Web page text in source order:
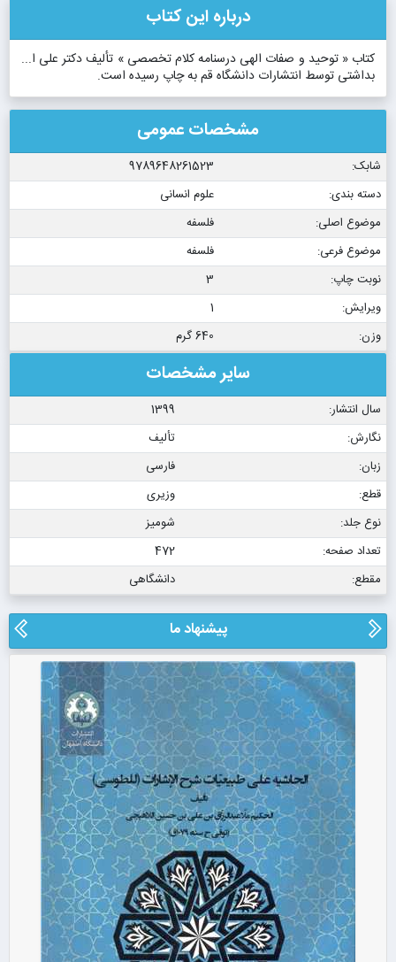
درباره این کتاب
کتاب « توحید و صفات الهی درسنامه کلام تخصصی » تألیف دکتر علی ا...
بداشتی توسط انتشارات دانشگاه قم به چاپ رسیده است.
مشخصات عمومی
شابک:
9789648261523
دسته بندی:
علوم انسانی
موضوع اصلی:
فلسفه
موضوع فرعی:
فلسفه
نوبت چاپ:
3
ویرایش:
1
وزن:
640 گرم
سایر مشخصات
سال انتشار:
1399
نگارش:
تألیف
زبان:
فارسی
قطع:
وزیری
نوع جلد:
شومیز
تعداد صفحه:
472
مقطع:
دانشگاهی
پیشنهاد ما